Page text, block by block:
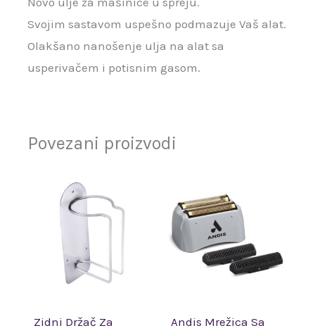
Svojim sastavom uspešno podmazuje Vaš alat.
Olakšano nanošenje ulja na alat sa
usperivačem i potisnim gasom.
Povezani proizvodi
Zidni Držač Za
Andis Mrežica Sa